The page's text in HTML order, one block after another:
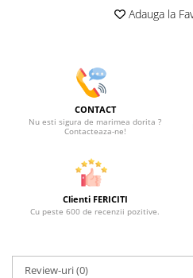
Adauga la
CONTACT
Nu esti sigura de marimea dorita ?
Contacteaza-ne!
Clienti FERICITI
Cu peste 600 de recenzii pozitive.
Review-uri(0)